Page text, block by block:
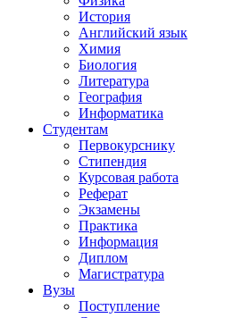
История
Английский язык
Химия
Биология
Литература
География
Информатика
Студентам
Первокурснику
Стипендия
Курсовая работа
Реферат
Экзамены
Практика
Информация
Диплом
Магистратура
Вузы
Поступление